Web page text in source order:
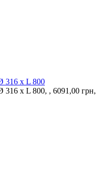
316 x L 800
316 x L 800, , 6091,00 грн,